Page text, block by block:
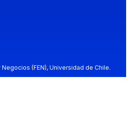
(FEN), Universidad de Chile.